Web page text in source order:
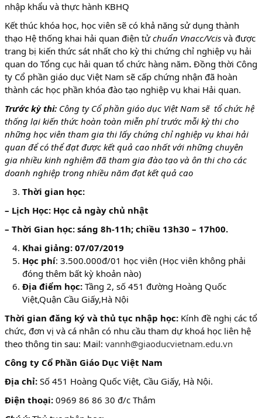
nhập khẩu và thực hành KBHQ
Kết thúc khóa học, học viên sẽ có khả năng sử dụng thành
thạo Hệ thống khai hải quan điện tửchuẩn Vnacc/Vcis và được
trang bị kiến thức sát nhất cho kỳ thi chứng chỉ nghiệp vụ hải
quan do Tổng cục hải quan tổ chức hàng năm. Đồng thời Công
ty Cổ phần giáo dục Việt Nam sẽ cấp chứng nhận đã hoàn
thành các học phần khóa đào tạo nghiệp vụ khai Hải quan.
Trước kỳ thi: Công ty Cổ phần giáo dục Việt Nam sẽ tổ chức hệ
thống lại kiến thức hoàn toàn miễn phí trước mỗi kỳ thi cho
những học viên tham gia thi lấy chứng chỉ nghiệp vụ khai hải
quan để có thể đạt được kết quả cao nhất với những chuyên
gia nhiều kinh nghiệm đã tham gia đào tạo và ôn thi cho các
doanh nghiệp trong nhiều năm đạt kết quả cao
Thời gian học:
– Lịch Học: Học cả ngày chủ nhật
– Thời Gian học: sáng 8h-11h; chiều 13h30 – 17h00.
Khai giảng: 07/07/2019
Học phí: 3.500.000đ/01 học viên (Học viên không phải
đóng thêm bất kỳ khoản nào)
Địa điểm học: Tầng 2, số 451 đường Hoàng Quốc
Việt,Quận Cầu Giấy,Hà Nội
Thời gian đăng ký và thủ tục nhập học: Kính đề nghị các tổ
chức, đơn vị và cá nhân có nhu cầu tham dự khoá học liên hệ
theo thông tin sau: Mail: vannh@giaoducvietnam.edu.vn
Công ty Cổ Phần Giáo Dục Việt Nam
Địa chỉ: Số 451 Hoàng Quốc Việt, Cầu Giấy, Hà Nội.
Điện thoại: 0969 86 86 30 đ/c Thắm